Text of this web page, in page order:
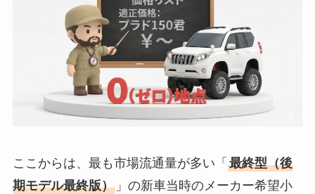
ここからは、最も市場流通量が多い「 最終型（後
期モデル最終版）」の新車当時のメーカー希望小